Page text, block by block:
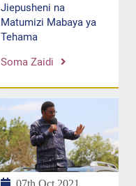
Jiepusheni na
Matumizi Mabaya ya
Tehama
Soma Zaidi